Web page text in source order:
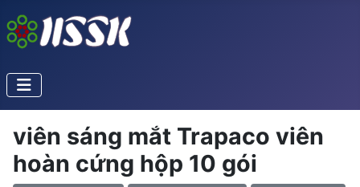
viên sáng mắt Trapaco viên
hoàn cứng hộp 10 gói